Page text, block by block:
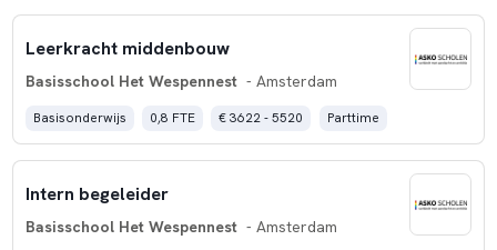
Leerkracht middenbouw
Basisschool Het Wespennest - Amsterdam
Basisonderwijs 0,8 FTE € 3622 - 5520 Parttime
Intern begeleider
Basisschool Het Wespennest - Amsterdam